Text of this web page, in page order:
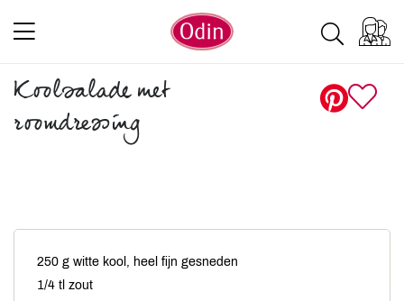
Koolsalade met
roomdressing
250 g witte kool, heel fijn gesneden
1/4 tl zout